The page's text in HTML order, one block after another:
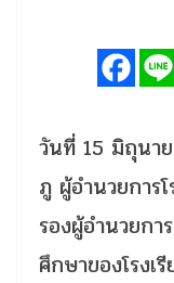
วันที่ 15 มิถุนา
ภู ผู้อำนวยการ
รองผู้อำนวยกา
ศึกษาของโรงเ